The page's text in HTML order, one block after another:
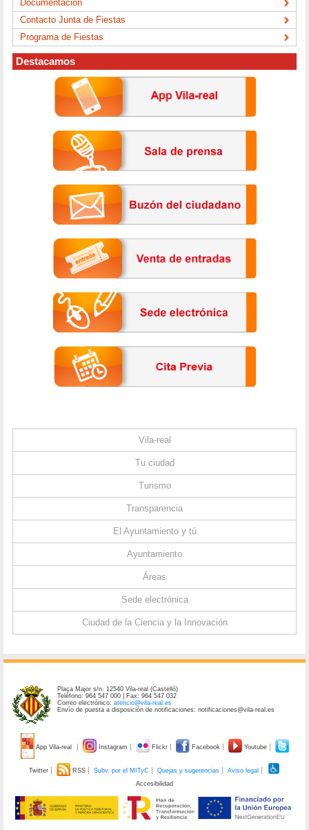
Documentación
Contacto Junta de Fiestas
Programa de Fiestas
Destacamos
Vila-real
Tu ciudad
Turismo
Transparencia
El Ayuntamiento y tú
Ayuntamiento
Áreas
Sede electrónica
Ciudad de la Ciencia y la Innovación
Plaça Major s/n. 12540 Vila-real (Castelló)
Teléfono: 964 547 000 | Fax: 964 547 032
Correo electrónico:atencio@vila-real.es
Envío de puesta a disposición de notificaciones: notificaciones@vila-real.es
App Vila-real Instagram Flickr Facebook Youtube
Twitter RSS Subv. por el MITyC Quejas y sugerencias
Aviso legal
Accesibilidad